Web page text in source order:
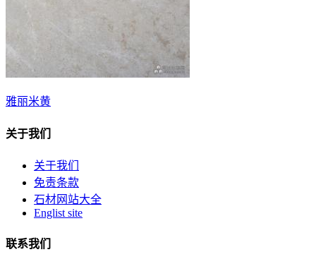
雅丽米黄
关于我们
关于我们
免责条款
石材网站大全
Englist site
联系我们